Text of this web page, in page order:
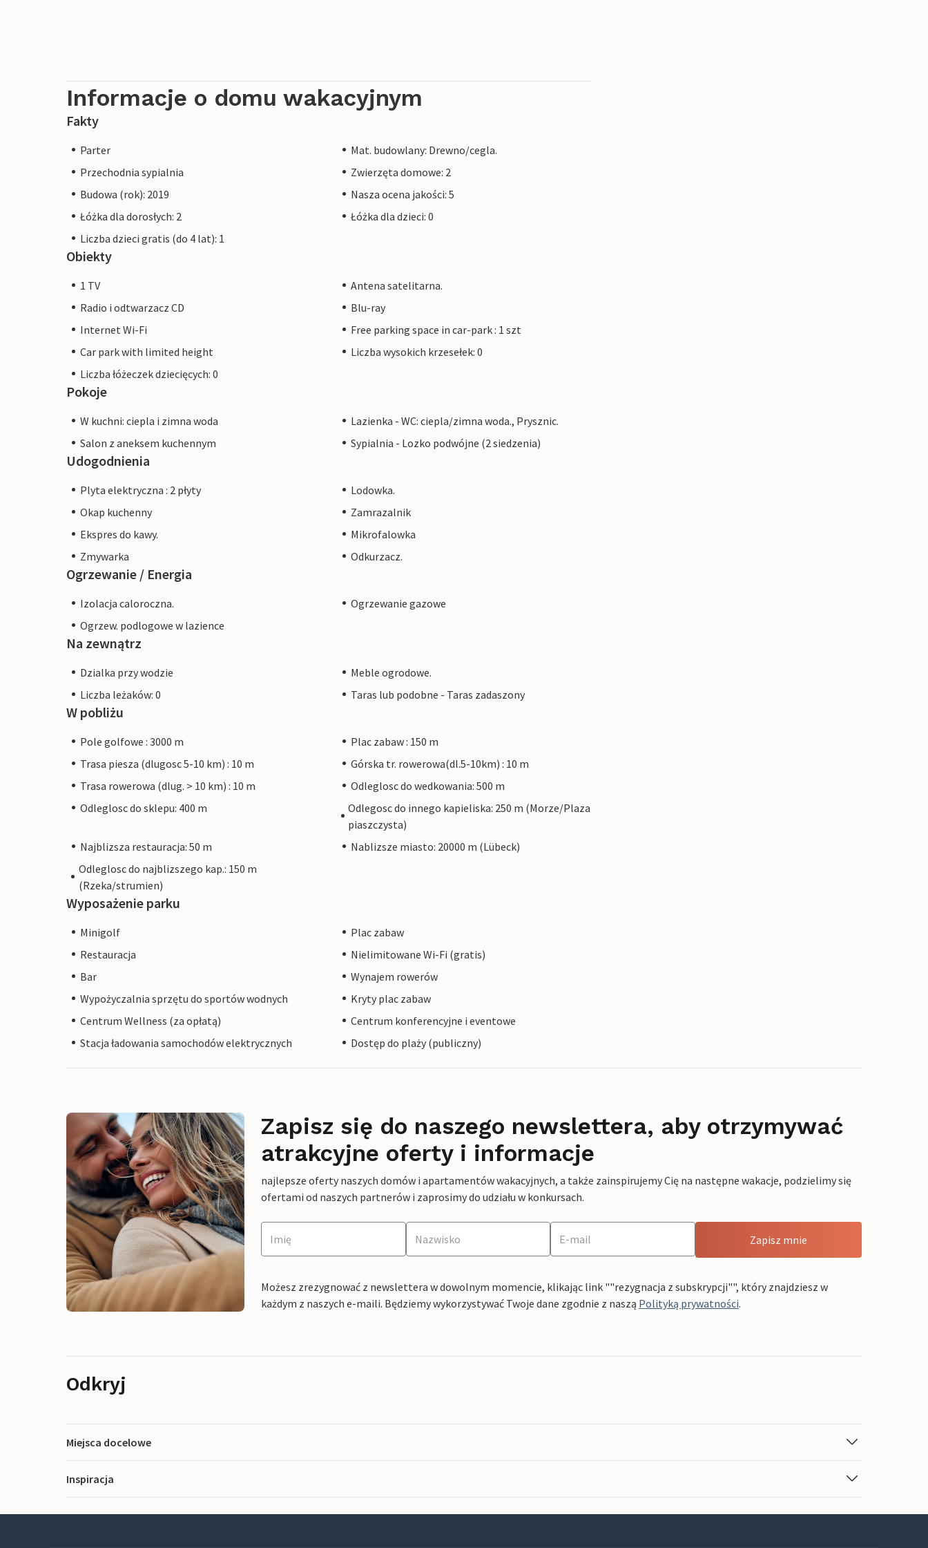
Zdjęcia mieszkań są przykładami zakwaterowania. Wyposażenie jest porównywalne, ale
nie identyczne. Wyposażenie apartamentu może się różnić.
Informacje o domu wakacyjnym
Fakty
Parter
Mat. budowlany: Drewno/cegla.
Przechodnia sypialnia
Zwierzęta domowe: 2
Budowa (rok): 2019
Nasza ocena jakości: 5
Łóżka dla dorosłych: 2
Łóżka dla dzieci: 0
Liczba dzieci gratis (do 4 lat): 1
Obiekty
1 TV
Antena satelitarna.
Radio i odtwarzacz CD
Blu-ray
Internet Wi-Fi
Free parking space in car-park : 1 szt
Car park with limited height
Liczba wysokich krzesełek: 0
Liczba łóżeczek dziecięcych: 0
Pokoje
W kuchni: ciepla i zimna woda
Lazienka - WC: ciepla/zimna woda., Prysznic.
Salon z aneksem kuchennym
Sypialnia - Lozko podwójne (2 siedzenia)
Udogodnienia
Plyta elektryczna : 2 płyty
Lodowka.
Okap kuchenny
Zamrazalnik
Ekspres do kawy.
Mikrofalowka
Zmywarka
Odkurzacz.
Ogrzewanie / Energia
Izolacja caloroczna.
Ogrzewanie gazowe
Ogrzew. podlogowe w lazience
Na zewnątrz
Dzialka przy wodzie
Meble ogrodowe.
Liczba leżaków: 0
Taras lub podobne - Taras zadaszony
W pobliżu
Pole golfowe : 3000 m
Plac zabaw : 150 m
Trasa piesza (dlugosc 5-10 km) : 10 m
Górska tr. rowerowa(dl.5-10km) : 10 m
Trasa rowerowa (dlug. > 10 km) : 10 m
Odleglosc do wedkowania: 500 m
Odleglosc do sklepu: 400 m
Odlegosc do innego kapieliska: 250 m (Morze/Plaza
piaszczysta)
Najblizsza restauracja: 50 m
Nablizsze miasto: 20000 m (Lübeck)
Odleglosc do najblizszego kap.: 150 m
(Rzeka/strumien)
Wyposażenie parku
Minigolf
Plac zabaw
Restauracja
Nielimitowane Wi-Fi (gratis)
Bar
Wynajem rowerów
Wypożyczalnia sprzętu do sportów wodnych
Kryty plac zabaw
Centrum Wellness (za opłatą)
Centrum konferencyjne i eventowe
Stacja ładowania samochodów elektrycznych
Dostęp do plaży (publiczny)
Zapisz się do naszego newslettera, aby otrzymywać
atrakcyjne oferty i informacje
najlepsze oferty naszych domów i apartamentów wakacyjnych, a także zainspirujemy Cię na następne wakacje, podzielimy się
ofertami od naszych partnerów i zaprosimy do udziału w konkursach.
Zapisz mnie
Możesz zrezygnować z newslettera w dowolnym momencie, klikając link ""rezygnacja z subskrypcji"", który znajdziesz w
każdym z naszych e-maili. Będziemy wykorzystywać Twoje dane zgodnie z naszą Polityką prywatności.
Odkryj
Miejsca docelowe
Inspiracja